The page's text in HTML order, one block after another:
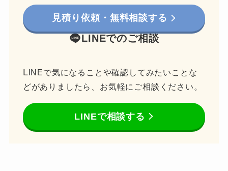
見積り依頼・無料相談する
LINEでのご相談
LINEで気になることや確認してみたいことな
どがありましたら、お気軽にご相談ください。
LINEで相談する